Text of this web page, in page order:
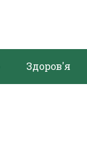
Здоров'я